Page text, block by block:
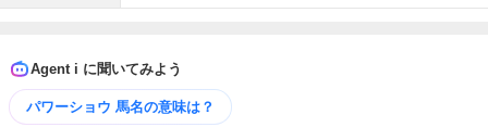
Agent i に聞いてみよう
パワーショウ 馬名の意味は？